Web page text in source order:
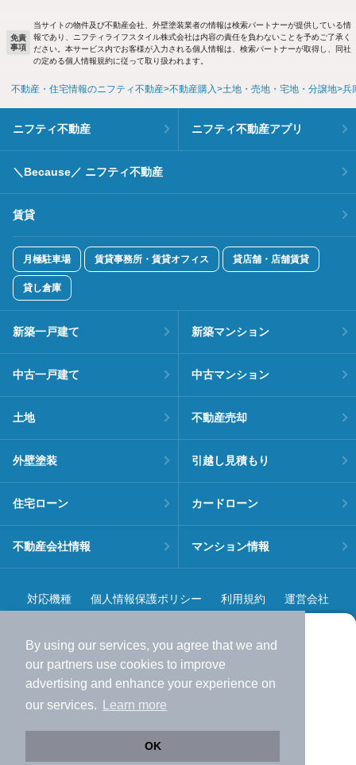
By using our services, you agree that we and
our partners use cookies to improve
advertising and enhance your experience on
our services.
Learn more
OK
より使いやすくなった
アプリで物件探ししませんか？
サクサク動く地図で物件検索
免責
事項
当サイトの物件及び不動産会社、外壁塗装業者の情報は検索パートナーが提供している情
報であり、ニフティライフスタイル株式会社は内容の責任を負わないことを予めご了承く
ださい。本サービス内でお客様が入力される個人情報は、検索パートナーが取得し、同社
の定める個人情報規約に従って取り扱われます。
不動産・住宅情報のニフティ不動産 不動産購入 土地・売地・宅地・分譲地 兵
ニフティ不動産 ニフティ不動産アプリ
＼Because／ ニフティ不動産
賃貸
月極駐車場 賃貸事務所・賃貸オフィス 貸店舗・店舗賃貸
貸し倉庫
新築一戸建て 新築マンション
中古一戸建て 中古マンション
土地 不動産売却
外壁塗装 引越し見積もり
住宅ローン カードローン
不動産会社情報 マンション情報
対応機種 個人情報保護ポリシー 利用規約 運営会社
©NIFTY Lifestyle Co., Ltd.